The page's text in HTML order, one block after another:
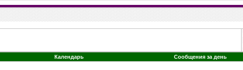
Календарь Сообщения за день